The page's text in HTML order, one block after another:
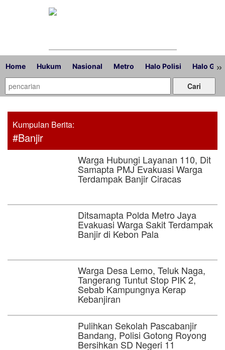
Home Hukum Nasional Metro Halo Polisi Halo »
Kumpulan Berita:
#Banjir
Warga Hubungi Layanan 110, Dit
Samapta PMJ Evakuasi Warga
Terdampak Banjir Ciracas
Ditsamapta Polda Metro Jaya
Evakuasi Warga Sakit Terdampak
Banjir di Kebon Pala
Warga Desa Lemo, Teluk Naga,
Tangerang Tuntut Stop PIK 2,
Sebab Kampungnya Kerap
Kebanjiran
Pulihkan Sekolah Pascabanjir
Bandang, Polisi Gotong Royong
Bersihkan SD Negeri 11